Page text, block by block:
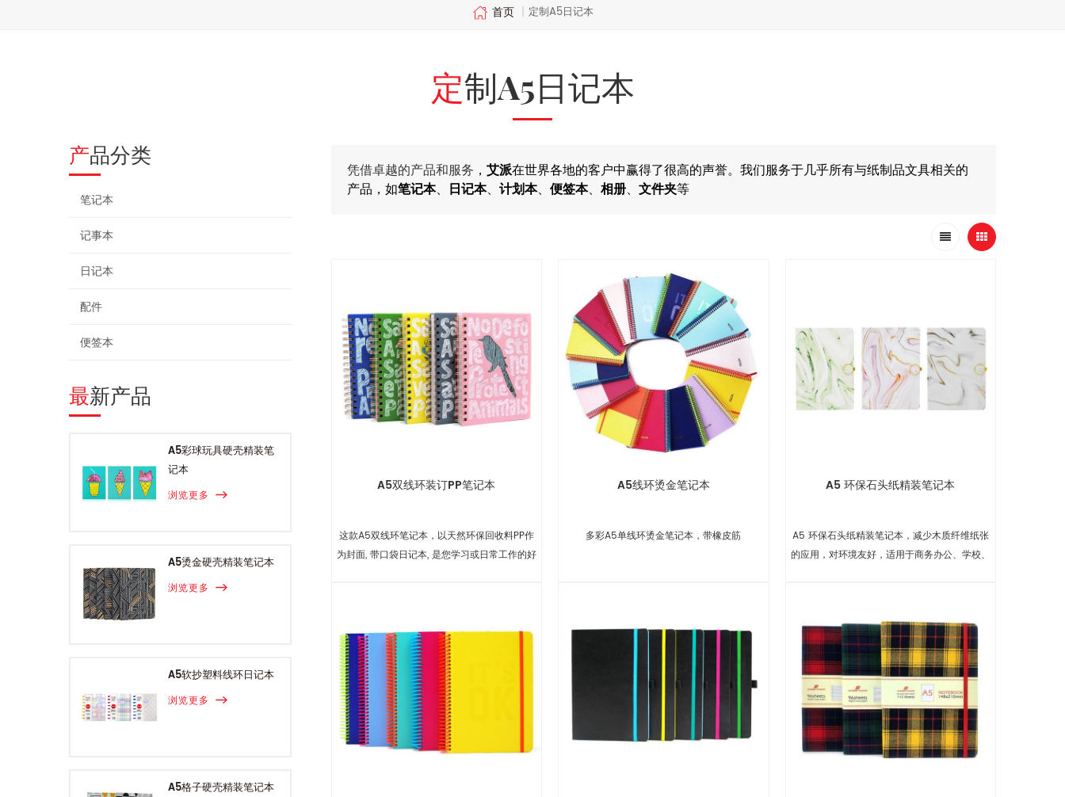
首页 | 定制a5日记本
定制a5日记本
产品分类
笔记本
记事本
日记本
配件
便签本
最新产品
A5彩球玩具硬壳精装笔
记本
浏览更多
A5烫金硬壳精装笔记本
浏览更多
A5软抄塑料线环日记本
浏览更多
A5格子硬壳精装笔记本
凭借卓越的产品和服务 ， 艾派在世界各地的客户中赢得了很高的声誉。我们服务于几乎所有与纸制品文具相关的
产品，如笔记本、 日记本、 计划本、 便签本、 相册、 文件夹等
A5双线环装订PP笔记本
这款A5双线环笔记本，以天然环保回收料PP作
为封面, 带口袋日记本, 是您学习或日常工作的好
A5线环烫金笔记本
多彩A5单线环烫金笔记本，带橡皮筋
A5 环保石头纸精装笔记本
A5 环保石头纸精装笔记本，减少木质纤维纸张
的应用，对环境友好，适用于商务办公、学校、